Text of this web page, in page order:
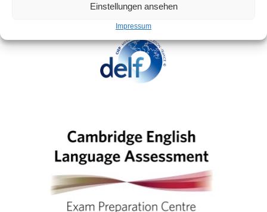
Einstellungen ansehen
Impressum